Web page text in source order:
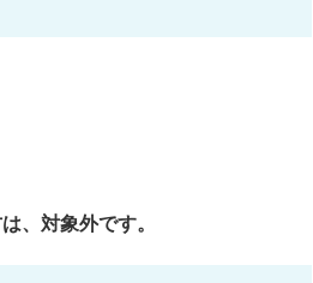
、対象外です。